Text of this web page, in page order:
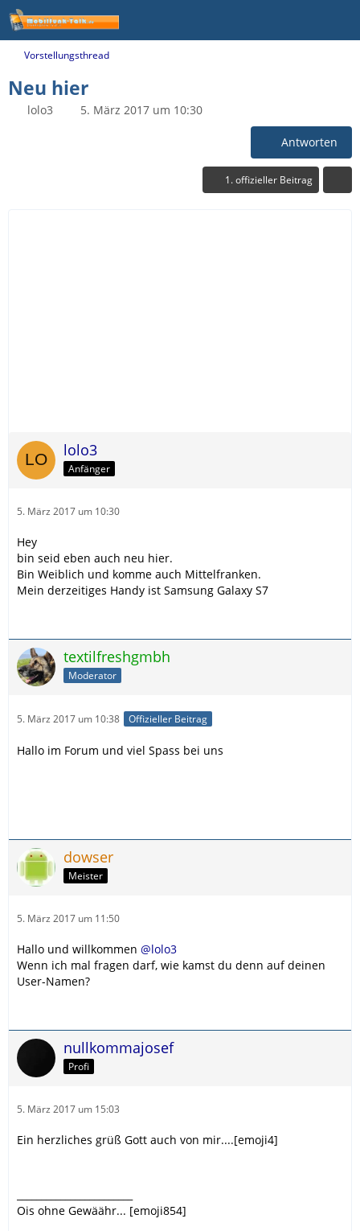
Vorstellungsthread
Neu hier
lolo3 5. März 2017 um 10:30
Antworten
1. offizieller Beitrag
lolo3
Anfänger
5. März 2017 um 10:30
Hey
bin seid eben auch neu hier.
Bin Weiblich und komme auch Mittelfranken.
Mein derzeitiges Handy ist Samsung Galaxy S7
textilfreshgmbh
Moderator
5. März 2017 um 10:38 Offizieller Beitrag
Hallo im Forum und viel Spass bei uns
dowser
Meister
5. März 2017 um 11:50
Hallo und willkommen @lolo3
Wenn ich mal fragen darf, wie kamst du denn auf deinen
User-Namen?
nullkommajosef
Profi
5. März 2017 um 15:03
Ein herzliches grüß Gott auch von mir....[emoji4]
Ois ohne Gewäähr... [emoji854]